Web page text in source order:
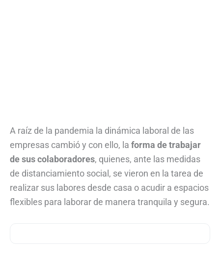
A raíz de la pandemia la dinámica laboral de las
empresas cambió y con ello, la forma de trabajar
de sus colaboradores, quienes, ante las medidas
de distanciamiento social, se vieron en la tarea de
realizar sus labores desde casa o acudir a espacios
flexibles para laborar de manera tranquila y segura.